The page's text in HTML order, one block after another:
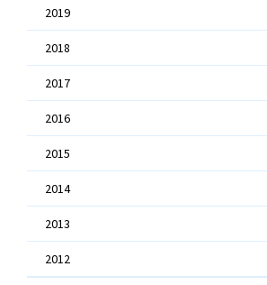
2019
2018
2017
2016
2015
2014
2013
2012